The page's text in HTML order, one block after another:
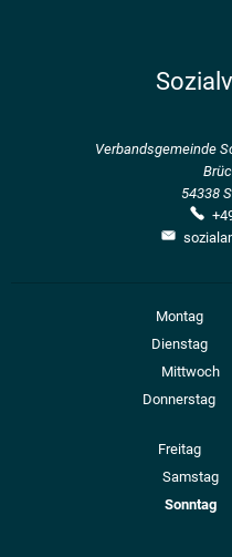
Verbandsgemeinde
54338
Montag
Dienstag
Mittwoch
Donnerstag
Freitag
Samstag
Sonntag